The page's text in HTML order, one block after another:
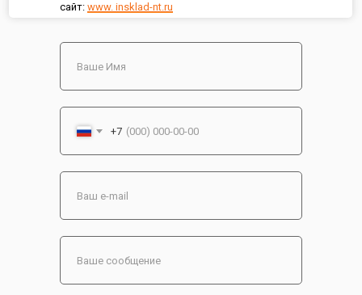
сайт: www. insklad-nt.ru
+7